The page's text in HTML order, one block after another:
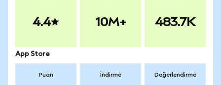
4.4 10M+ 483.7K
App Store
Puan İndirme Değerlendirme